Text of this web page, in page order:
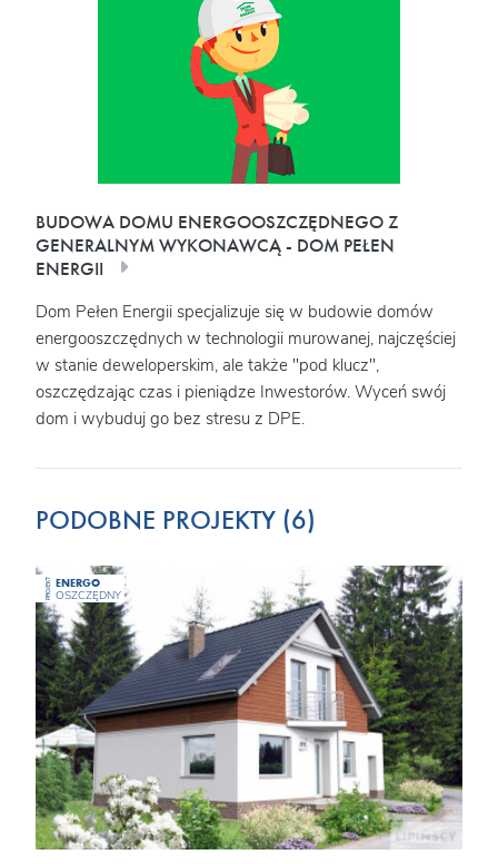
BUDOWA DOMU ENERGOOSZCZĘDNEGO Z
GENERALNYM WYKONAWCĄ - DOM PEŁEN
ENERGII
Dom Pełen Energii specjalizuje się w budowie domów
energooszczędnych w technologii murowanej, najczęściej
w stanie deweloperskim, ale także "pod klucz",
oszczędzając czas i pieniądze Inwestorów. Wyceń swój
dom i wybuduj go bez stresu z DPE.
PODOBNE PROJEKTY (6)
PROJEKT ENERGO
OSZCZĘDNY